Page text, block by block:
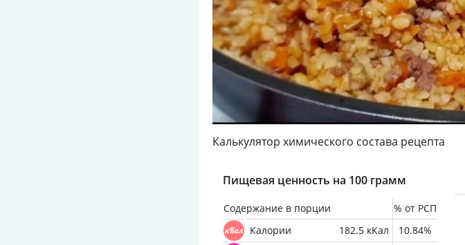
Калькулятор химического состава рецепта
Пищевая ценность на 100 грамм
Содержание в порции
% от РСП
Калории
182.5 кКал
10.84%